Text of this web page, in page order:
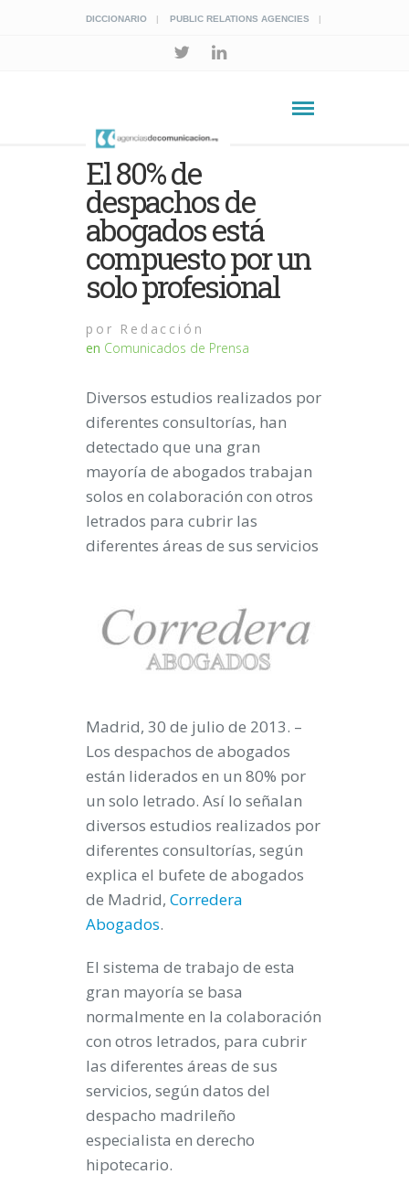
DICCIONARIO PUBLIC RELATIONS AGENCIES
El 80% de
despachos de
abogados está
compuesto por un
solo profesional
por Redacción
en Comunicados de Prensa
Diversos estudios realizados por
diferentes consultorías, han
detectado que una gran
mayoría de abogados trabajan
solos en colaboración con otros
letrados para cubrir las
diferentes áreas de sus servicios
Madrid, 30 de julio de 2013. –
Los despachos de abogados
están liderados en un 80% por
un solo letrado. Así lo señalan
diversos estudios realizados por
diferentes consultorías, según
explica el bufete de abogados
de Madrid, Corredera
Abogados.
El sistema de trabajo de esta
gran mayoría se basa
normalmente en la colaboración
con otros letrados, para cubrir
las diferentes áreas de sus
servicios, según datos del
despacho madrileño
especialista en derecho
hipotecario.